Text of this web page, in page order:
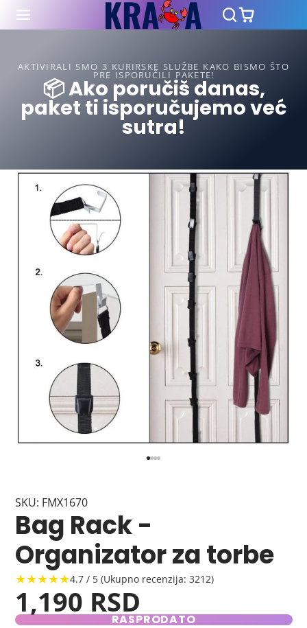
AKTIVIRALI SMO 3 KURIRSKE SLUŽBE KAKO BISMO ŠTO
PRE ISPORUČILI PAKETE!
📦 Ako poručiš danas,
paket ti isporučujemo već
sutra!
SKU: FMX1670
Bag Rack -
Organizator za torbe
★★★★★4.7 / 5 (Ukupno recenzija: 3212)
1,190 RSD
RASPRODATO